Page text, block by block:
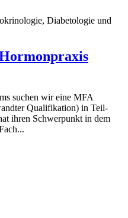
Diabetologie und
suchen wir eine MFA
Qualifikation) in Teil-
ihren Schwerpunkt in dem